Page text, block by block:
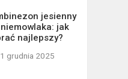
jesienny
jak
najlepszy?
grudnia 2025